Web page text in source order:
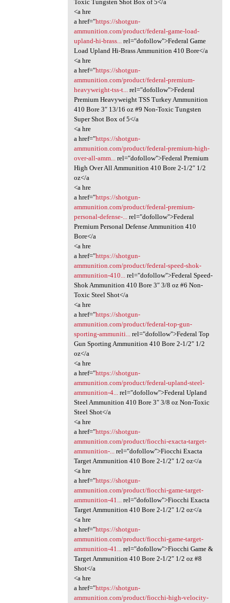
Toxic Tungsten Shot Box of 5</a
<a hre
a href="https://shotgun-
ammunition.com/product/federal-game-load-
upland-hi-brass...rel="dofollow">Federal Game
Load Upland Hi-Brass Ammunition 410 Bore</a
<a hre
a href="https://shotgun-
ammunition.com/product/federal-premium-
heavyweight-tss-t...rel="dofollow">Federal
Premium Heavyweight TSS Turkey Ammunition
410 Bore 3″ 13/16 oz #9 Non-Toxic Tungsten
Super Shot Box of 5</a
<a hre
a href="https://shotgun-
ammunition.com/product/federal-premium-high-
over-all-amm...rel="dofollow">Federal Premium
High Over All Ammunition 410 Bore 2-1/2″ 1/2
oz</a
<a hre
a href="https://shotgun-
ammunition.com/product/federal-premium-
personal-defense-...rel="dofollow">Federal
Premium Personal Defense Ammunition 410
Bore</a
<a hre
a href="https://shotgun-
ammunition.com/product/federal-speed-shok-
ammunition-410...rel="dofollow">Federal Speed-
Shok Ammunition 410 Bore 3″ 3/8 oz #6 Non-
Toxic Steel Shot</a
<a hre
a href="https://shotgun-
ammunition.com/product/federal-top-gun-
sporting-ammuniti...rel="dofollow">Federal Top
Gun Sporting Ammunition 410 Bore 2-1/2″ 1/2
oz</a
<a hre
a href="https://shotgun-
ammunition.com/product/federal-upland-steel-
ammunition-4...rel="dofollow">Federal Upland
Steel Ammunition 410 Bore 3″ 3/8 oz Non-Toxic
Steel Shot</a
<a hre
a href="https://shotgun-
ammunition.com/product/fiocchi-exacta-target-
ammunition-...rel="dofollow">Fiocchi Exacta
Target Ammunition 410 Bore 2-1/2″ 1/2 oz</a
<a hre
a href="https://shotgun-
ammunition.com/product/fiocchi-game-target-
ammunition-41...rel="dofollow">Fiocchi Exacta
Target Ammunition 410 Bore 2-1/2″ 1/2 oz</a
<a hre
a href="https://shotgun-
ammunition.com/product/fiocchi-game-target-
ammunition-41...rel="dofollow">Fiocchi Game &
Target Ammunition 410 Bore 2-1/2″ 1/2 oz #8
Shot</a
<a hre
a href="https://shotgun-
ammunition.com/product/fiocchi-high-velocity-